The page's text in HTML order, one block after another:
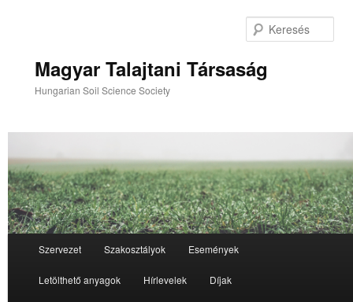
Magyar Talajtani Társaság
Hungarian Soil Science Society
Szervezet Szakosztályok Események
Letölthető anyagok Hírlevelek Díjak